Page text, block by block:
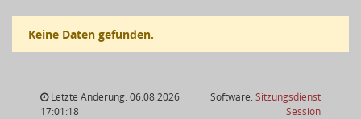
Keine Daten gefunden.
Letzte Änderung: 06.08.2026
17:01:18
Software:Sitzungsdienst
Session(Wird in